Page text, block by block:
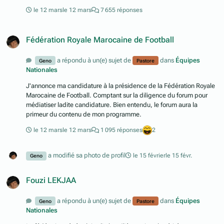
le 12 mars le 12 mars 7 655 réponses
Fédération Royale Marocaine de Football
Geno a répondu à un(e) sujet de Pastore dans Équipes
Nationales
J'annonce ma candidature à la présidence de la Fédération Royale
Marocaine de Football. Comptant sur la diligence du forum pour
médiatiser ladite candidature. Bien entendu, le forum aura la
primeur du contenu de mon programme.
le 12 mars le 12 mars 1 095 réponses 2
Geno a modifié sa photo de profil le 15 févrierle 15 févr.
Fouzi LEKJAA
Geno a répondu à un(e) sujet de Pastore dans Équipes
Nationales